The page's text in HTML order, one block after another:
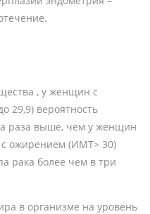
, у женщин с
29,9) вероятность
раза выше, чем у женщин
с ожирением (ИМТ> 30)
рака более чем в три
в организме на уровень